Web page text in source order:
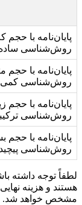
پایان‌نامه با حجم
روش‌شناسی
پایان‌نامه با
روش‌شناسی کمی
پایان‌نامه با حجم
روش‌شناسی
پایان‌نامه با حجم
روش‌شناسی
لطفاً توجه داشته
هستند و هزینه
مشخص خواهد شد.